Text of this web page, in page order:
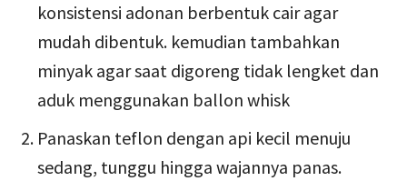
konsistensi adonan berbentuk cair agar
mudah dibentuk. kemudian tambahkan
minyak agar saat digoreng tidak lengket dan
aduk menggunakan ballon whisk
Panaskan teflon dengan api kecil menuju
sedang, tunggu hingga wajannya panas.